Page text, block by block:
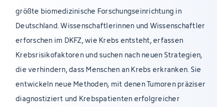
größte biomedizinische Forschungseinrichtung in
Deutschland. Wissenschaftlerinnen und Wissenschaftler
erforschen im DKFZ, wie Krebs entsteht, erfassen
Krebsrisikofaktoren und suchen nach neuen Strategien,
die verhindern, dass Menschen an Krebs erkranken. Sie
entwickeln neue Methoden, mit denen Tumoren präziser
diagnostiziert und Krebspatienten erfolgreicher